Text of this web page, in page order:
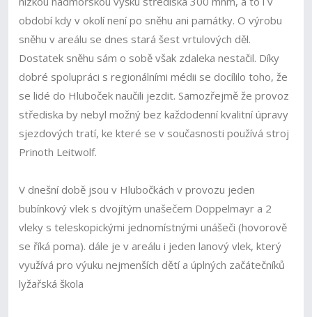
období kdy v okolí není po sněhu ani památky. O výrobu
sněhu v areálu se dnes stará šest vrtulových děl.
Dostatek sněhu sám o sobě však zdaleka nestačil. Díky
dobré spolupráci s regionálními médii se docílilo toho, že
se lidé do Hluboček naučili jezdit. Samozřejmě že provoz
střediska by nebyl možný bez každodenní kvalitní úpravy
sjezdových tratí, ke které se v současnosti používá stroj
Prinoth Leitwolf.
V dnešní době jsou v Hlubočkách v provozu jeden
bubínkový vlek s dvojítým unašečem Doppelmayr a 2
vleky s teleskopickými jednomístnými unášeči (hovorově
se říká poma). dále je v areálu i jeden lanový vlek, který
využívá pro výuku nejmenších dětí a úplných začátečníků
lyžařská škola